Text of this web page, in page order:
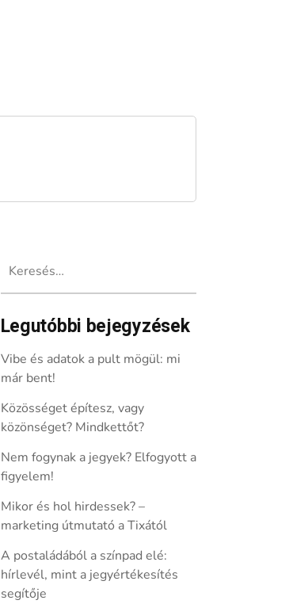
Legutóbbi bejegyzések
Vibe és adatok a pult mögül: mi
már bent!
Közösséget építesz, vagy
közönséget? Mindkettőt?
Nem fogynak a jegyek? Elfogyott a
figyelem!
Mikor és hol hirdessek? –
marketing útmutató a Tixától
A postaládából a színpad elé:
hírlevél, mint a jegyértékesítés
segítője